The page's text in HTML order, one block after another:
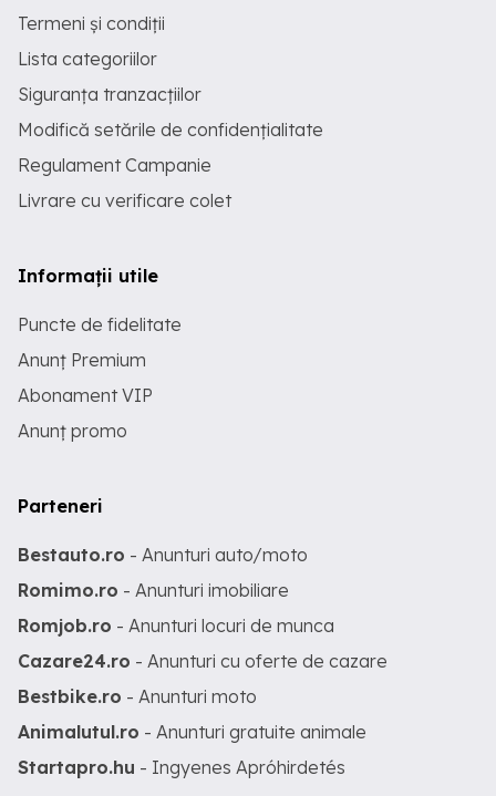
Termeni și condiții
Lista categoriilor
Siguranța tranzacțiilor
Modifică setările de confidențialitate
Regulament Campanie
Livrare cu verificare colet
Informații utile
Puncte de fidelitate
Anunț Premium
Abonament VIP
Anunț promo
Parteneri
Bestauto.ro - Anunturi auto/moto
Romimo.ro - Anunturi imobiliare
Romjob.ro - Anunturi locuri de munca
Cazare24.ro - Anunturi cu oferte de cazare
Bestbike.ro - Anunturi moto
Animalutul.ro - Anunturi gratuite animale
Startapro.hu - Ingyenes Apróhirdetés